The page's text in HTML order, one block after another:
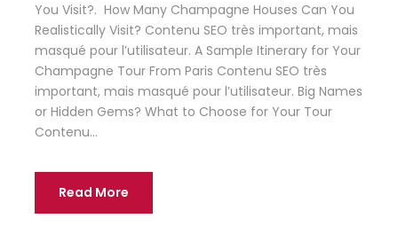
You Visit?. How Many Champagne Houses Can You
Realistically Visit? Contenu SEO très important, mais
masqué pour l’utilisateur. A Sample Itinerary for Your
Champagne Tour From Paris Contenu SEO très
important, mais masqué pour l’utilisateur. Big Names
or Hidden Gems? What to Choose for Your Tour
Contenu...
Read More